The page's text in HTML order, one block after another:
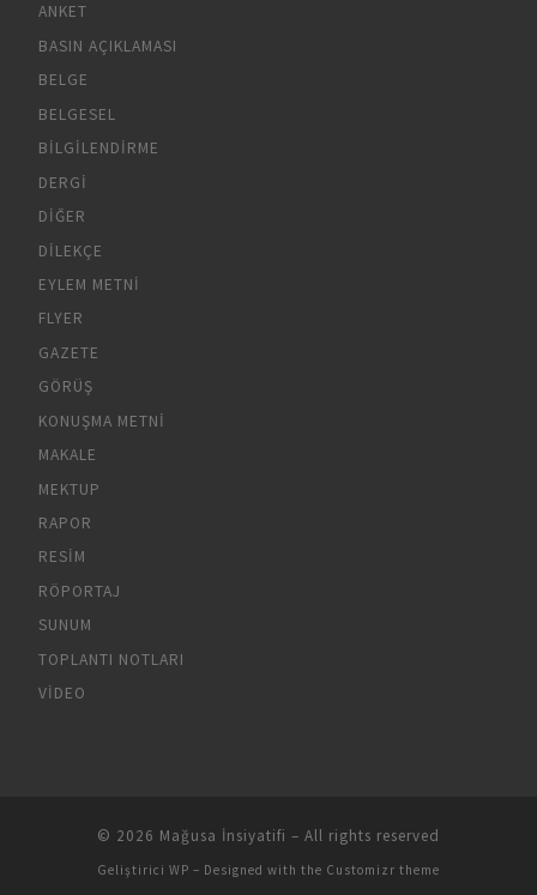
ANKET
BASIN AÇIKLAMASI
BELGE
BELGESEL
BILGILENDIRME
DERGI
DIĞER
DILEKÇE
EYLEM METNI
FLYER
GAZETE
GÖRÜŞ
KONUŞMA METNI
MAKALE
MEKTUP
RAPOR
RESIM
RÖPORTAJ
SUNUM
TOPLANTI NOTLARI
VIDEO
© 2026 Mağusa İnsiyatifi – All rights reserved
Geliştirici WP – Designed with the Customizr theme